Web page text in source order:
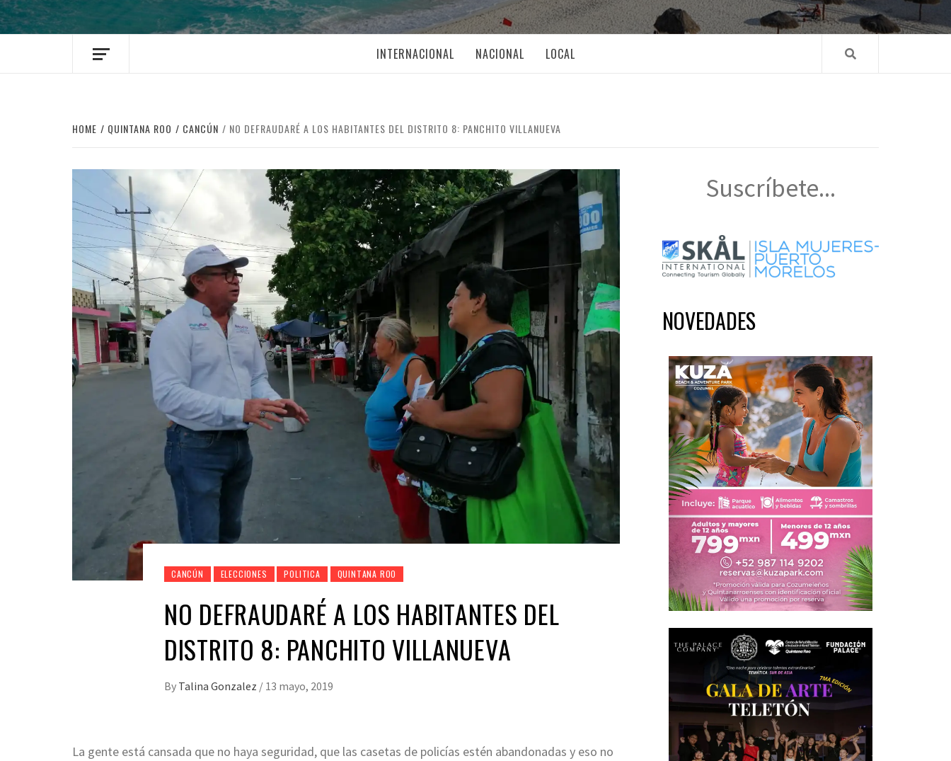
INTERNACIONAL NACIONAL LOCAL
HOME QUINTANA ROO CANCÚN NO DEFRAUDARÉ A LOS HABITANTES DEL DISTRITO 8: PANCHITO VILLANUEVA
CANCÚN ELECCIONES POLITICA QUINTANA ROO
NO DEFRAUDARÉ A LOS HABITANTES DEL
DISTRITO 8: PANCHITO VILLANUEVA
By Talina Gonzalez / 13 mayo, 2019
La gente está cansada que no haya seguridad, que las casetas de policías estén abandonadas y eso no
Suscríbete...
NOVEDADES